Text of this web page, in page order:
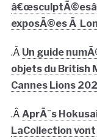
exposÃ©es Ã
.Â Un guide
objets du British
Cannes Lions
.Â AprÃ¨s
LaCollection